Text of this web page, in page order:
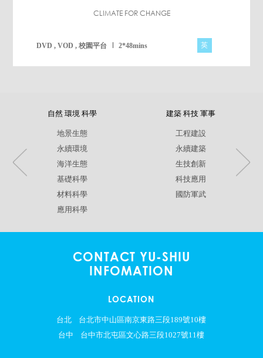
CLIMATE FOR CHANGE
DVD , VOD , 校園平台 2*48mins 英
自然 環境 科學
地景生態
永續環境
海洋生態
基礎科學
材料科學
應用科學
建築 科技 軍事
工程建設
永續建築
生技創新
科技應用
國防軍武
CONTACT YU-SHIU
INFOMATION
LOCATION
台北
台北市中山區南京東路三段189號10樓
台中
台中市北屯區文心路三段1027號11樓